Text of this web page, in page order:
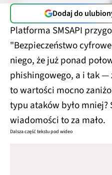
Dodaj do
Platforma SMSAPI
"Bezpieczeństwo
niego, że już ponad
phishingowego, a i tak
to wartości mocno
typu ataków było mniej?
wiadomości to za mało.
Dalsza część tekstu pod wideo